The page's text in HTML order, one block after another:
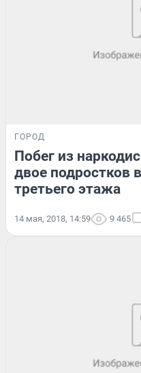
ГОРОД
Побег из
двое подростков
третьего этажа
14 мая, 2018, 14:59 9 465